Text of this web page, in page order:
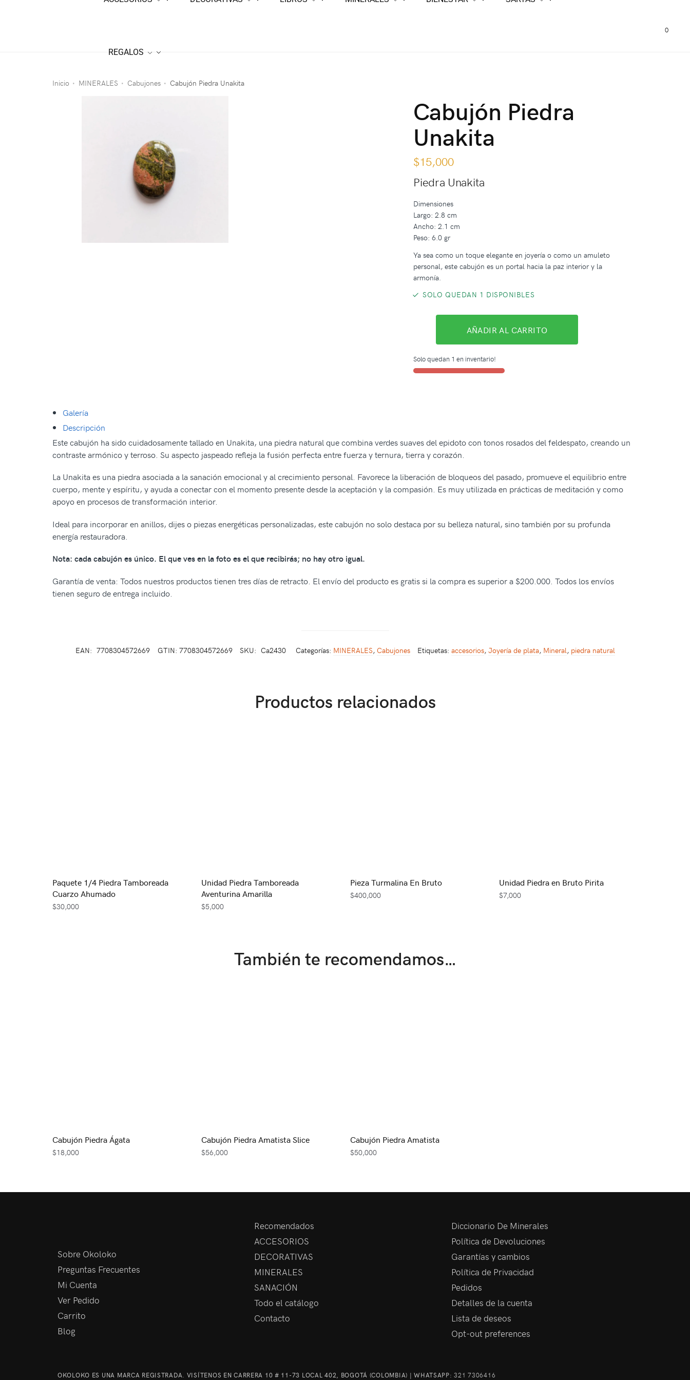
REGALOS
0
Inicio • MINERALES • Cabujones • Cabujón Piedra Unakita
Cabujón Piedra
Unakita
$15,000
Piedra Unakita
Dimensiones
Largo: 2.8 cm
Ancho: 2.1 cm
Peso: 6.0 gr
Ya sea como un toque elegante en joyería o como un amuleto
personal, este cabujón es un portal hacia la paz interior y la
armonía.
SOLO QUEDAN 1 DISPONIBLES
AÑADIR AL CARRITO
Solo quedan 1 en inventario!
Galería
Descripción
Este cabujón ha sido cuidadosamente tallado en Unakita, una piedra natural que combina verdes suaves del epidoto con tonos rosados del feldespato, creando un
contraste armónico y terroso. Su aspecto jaspeado refleja la fusión perfecta entre fuerza y ternura, tierra y corazón.
La Unakita es una piedra asociada a la sanación emocional y al crecimiento personal. Favorece la liberación de bloqueos del pasado, promueve el equilibrio entre
cuerpo, mente y espíritu, y ayuda a conectar con el momento presente desde la aceptación y la compasión. Es muy utilizada en prácticas de meditación y como
apoyo en procesos de transformación interior.
Ideal para incorporar en anillos, dijes o piezas energéticas personalizadas, este cabujón no solo destaca por su belleza natural, sino también por su profunda
energía restauradora.
Nota: cada cabujón es único. El que ves en la foto es el que recibirás; no hay otro igual.
Garantía de venta: Todos nuestros productos tienen tres días de retracto. El envío del producto es gratis si la compra es superior a $200.000. Todos los envíos
tienen seguro de entrega incluido.
EAN: 7708304572669 GTIN: 7708304572669 SKU: Ca2430 Categorías: MINERALES, Cabujones Etiquetas: accesorios, Joyería de plata, Mineral, piedra natural
Productos relacionados
Paquete 1/4 Piedra Tamboreada
Cuarzo Ahumado
$30,000
Unidad Piedra Tamboreada
Aventurina Amarilla
$5,000
Pieza Turmalina En Bruto
$400,000
Unidad Piedra en Bruto Pirita
$7,000
También te recomendamos…
Cabujón Piedra Ágata
$18,000
Cabujón Piedra Amatista Slice
$56,000
Cabujón Piedra Amatista
$50,000
Sobre Okoloko
Preguntas Frecuentes
Mi Cuenta
Ver Pedido
Carrito
Blog
Recomendados
ACCESORIOS
DECORATIVAS
MINERALES
SANACIÓN
Todo el catálogo
Contacto
Diccionario De Minerales
Política de Devoluciones
Garantías y cambios
Política de Privacidad
Pedidos
Detalles de la cuenta
Lista de deseos
Opt-out preferences
OKOLOKO ES UNA MARCA REGISTRADA. VISÍTENOS EN CARRERA 10 # 11-73 LOCAL 402, BOGOTÁ (COLOMBIA) | WHATSAPP:321 7306416